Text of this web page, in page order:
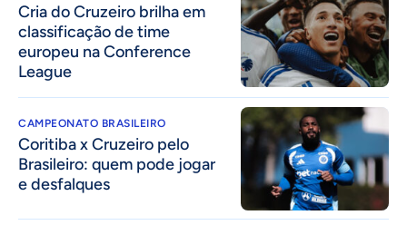
Cria do Cruzeiro brilha em
classificação de time
europeu na Conference
League
CAMPEONATO BRASILEIRO
Coritiba x Cruzeiro pelo
Brasileiro: quem pode jogar
e desfalques